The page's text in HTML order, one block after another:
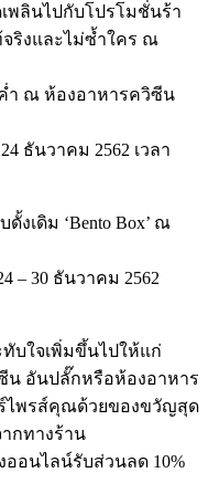
พลินไปกับโปรโมชั่นร้า
ริงและไม่ซ้ำใคร ณ
ำ ณ ห้องอาหารควิซีน
ธันวาคม 2562 เวลา
เดิม ‘Bento Box’ ณ
– 30 ธันวาคม 2562
บใจเพิ่มขึ้นไปให้แก่
น อันปลั๊กหรือห้องอาหาร
ร์ไพรส์คุณด้วยของขวัญสุด
กทางร้าน
ออนไลน์รับส่วนลด 10%